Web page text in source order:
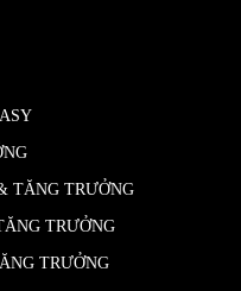
TĂNG TRƯỞNG
TRƯỞNG
TRƯỞNG